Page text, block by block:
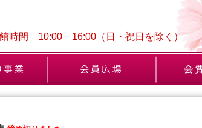
時間 10:00－16:00（日・祝日を除く）